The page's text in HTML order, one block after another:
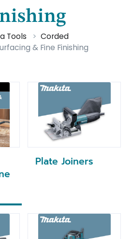
Tools
Corded
& Fine Finishing
Plate Joiners